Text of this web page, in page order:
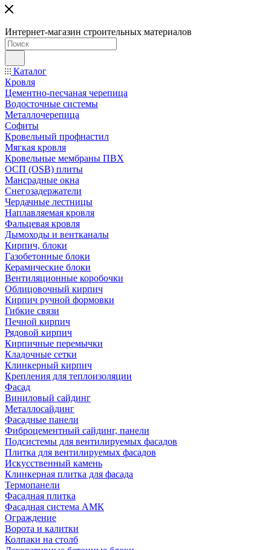
Интернет-магазин строительных материалов
Каталог
Кровля
Цементно-песчаная черепица
Водосточные системы
Металлочерепица
Софиты
Кровельный профнастил
Мягкая кровля
Кровельные мембраны ПВХ
ОСП (OSB) плиты
Мансрадные окна
Снегозадержатели
Чердачные лестницы
Наплавляемая кровля
Фальцевая кровля
Дымоходы и вентканалы
Кирпич, блоки
Газобетонные блоки
Керамические блоки
Вентиляционные коробочки
Облицовочный кирпич
Кирпич ручной формовки
Гибкие связи
Печной кирпич
Рядовой кирпич
Кирпичные перемычки
Кладочные сетки
Клинкерный кирпич
Крепления для теплоизоляции
Фасад
Виниловый сайдинг
Металлосайдинг
Фасадные панели
Фиброцементный сайдинг, панели
Подсистемы для вентилируемых фасадов
Плитка для вентилируемых фасадов
Искусственный камень
Клинкерная плитка для фасада
Термопанели
Фасадная плитка
Фасадная система АМК
Ограждение
Ворота и калитки
Колпаки на столб